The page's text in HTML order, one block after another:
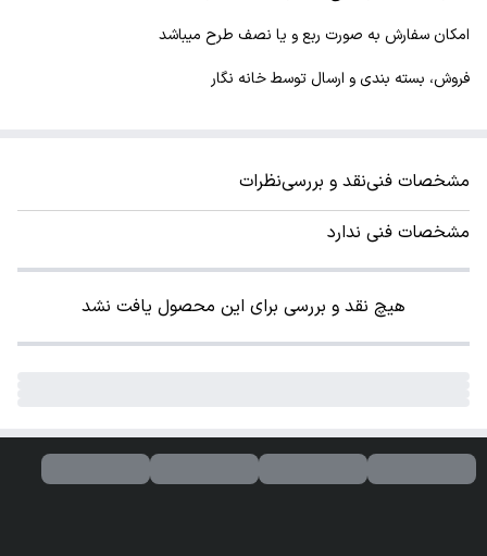
امکان سفارش به صورت ربع و یا نصف طرح میباشد
فروش، بسته بندی و ارسال توسط خانه نگار
مشخصات فنینقد و بررسینظرات
مشخصات فنی ندارد
هیچ نقد و بررسی برای این محصول یافت نشد